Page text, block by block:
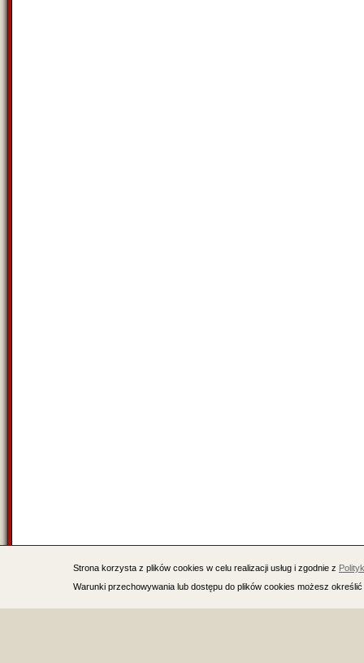
Strona korzysta z plików cookies w celu realizacji usług i zgodnie z
Warunki przechowywania lub dostępu do plików cookies możesz